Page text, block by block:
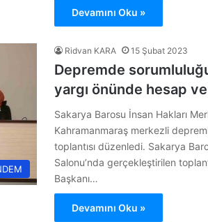
Devamını Oku »
Ridvan KARA 15 Şubat 2023
Depremde
yargı önünde hesap
Sakarya Barosu İnsan Hakları
Kahramanmaraş merkezli
toplantısı düzenledi. Sakarya
Salonu’nda gerçekleştirilen
Başkanı…
Devamını Oku »